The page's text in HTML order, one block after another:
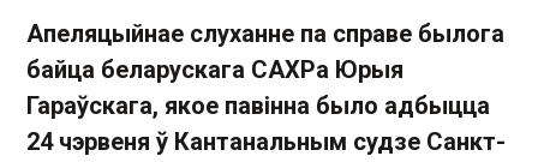
Апеляцыйнае слуханне па справе былога
байца беларускага САХРа Юрыя
Гараўскага, якое павінна было адбыцца
24 чэрвеня ў Кантанальным судзе Санкт-